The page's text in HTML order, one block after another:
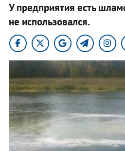
У предприятия есть
не использовался.